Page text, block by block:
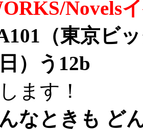
Novels
（東京ビ
）う12b
ます！
んなときも ど